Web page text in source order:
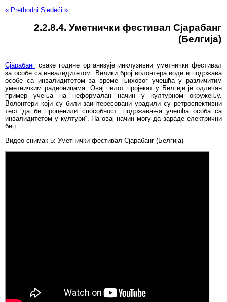
« Prethodni Sledeći »
2.2.8.4. Уметнички фестивал Сјарабанг
(Белгија)
Сјарабанг сваке године организује инклузивни уметнички фестивал
за особе са инвалидитетом. Велики број волонтера води и подржава
особе са инвалидитетом за време њиховог учешћа у различитим
уметничким радионицама. Овај пилот пројекат у Белгији је одличан
пример учења на неформалан начин у културном окружењу.
Волонтери који су били заинтересовани урадили су ретроспективни
тест да би проценили способност „подржавања учешћа особа са
инвалидитетом у култури“. На овај начин могу да зараде електрични
беџ.
Видео снимак 5: Уметнички фестивал Сјарабанг (Белгија)